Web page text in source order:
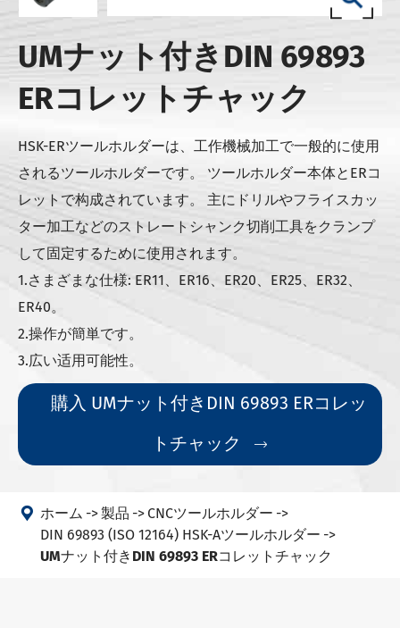
UMナット付きDIN 69893
ERコレットチャック
HSK-ERツールホルダーは、工作機械加工で一般的に使用
されるツールホルダーです。 ツールホルダー本体とERコ
レットで构成されています。 主にドリルやフライスカッ
ター加工などのストレートシャンク切削工具をクランプ
して固定するために使用されます。
1.さまざまな仕様: ER11、ER16、ER20、ER25、ER32、
ER40。
2.操作が簡単です。
3.広い适用可能性。
購入 UMナット付きDIN 69893 ERコレッ
トチャック

 ホーム 製品
CNCツールホルダー
DIN 69893 (ISO 12164) HSK-Aツールホルダー
UMナット付きDIN 69893 ERコレットチャック